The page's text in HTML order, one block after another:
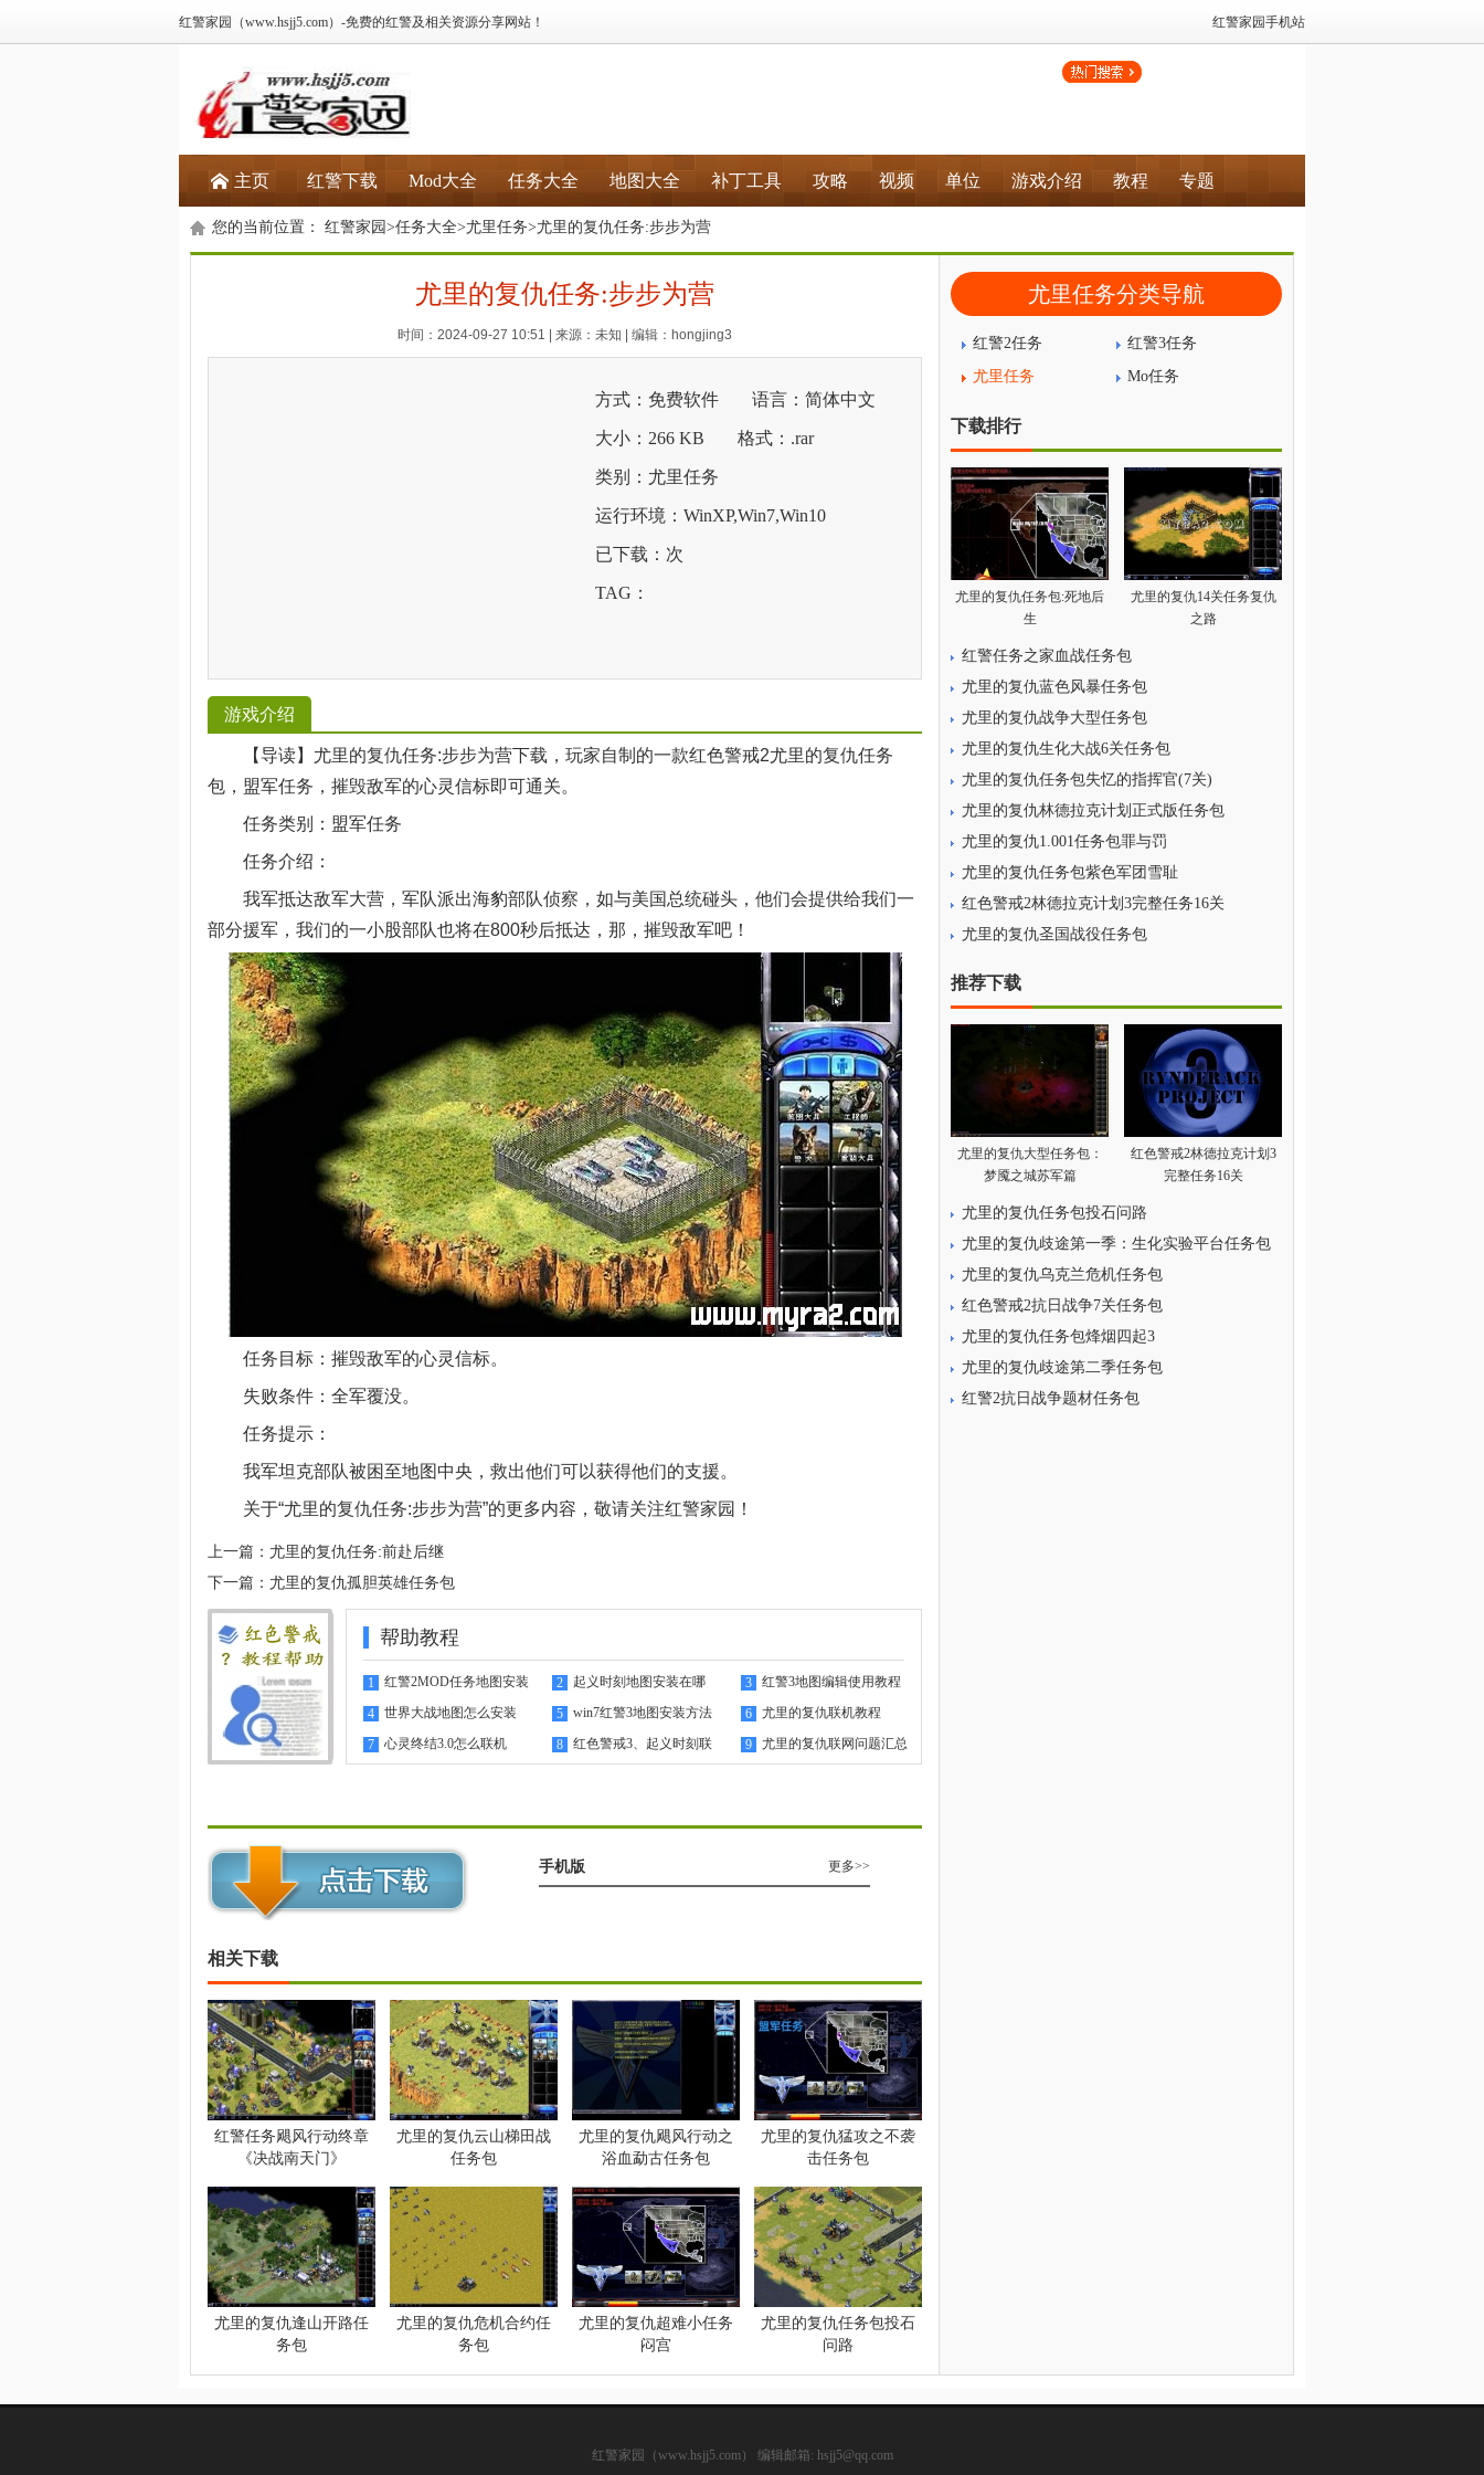
红警家园手机站
红警家园（www.hsjj5.com）-免费的红警及相关资源分享网站！
主页 红警下载 Mod大全 任务大全 地图大全 补丁工具 攻略 视频 单位 游戏介绍 教程 专题
您的当前位置： 红警家园 >任务大全>尤里任务>尤里的复仇任务:步步为营
尤里的复仇任务:步步为营
时间：2024-09-27 10:51 | 来源：未知 | 编辑：hongjing3
方式：免费软件 语言：简体中文
大小：266 KB 格式：.rar
类别：尤里任务
运行环境：WinXP,Win7,Win10
已下载： 次
TAG：
游戏介绍
【导读】尤里的复仇任务:步步为营下载，玩家自制的一款红色警戒2尤里的复仇任务
包，盟军任务，摧毁敌军的心灵信标即可通关。
任务类别：盟军任务
任务介绍：
我军抵达敌军大营，军队派出海豹部队侦察，如与美国总统碰头，他们会提供给我们一
部分援军，我们的一小股部队也将在800秒后抵达，那，摧毁敌军吧！
任务目标：摧毁敌军的心灵信标。
失败条件：全军覆没。
任务提示：
我军坦克部队被困至地图中央，救出他们可以获得他们的支援。
关于“尤里的复仇任务:步步为营”的更多内容，敬请关注红警家园 ！
上一篇： 尤里的复仇任务:前赴后继
下一篇： 尤里的复仇孤胆英雄任务包
帮助教程
1
红警2MOD任务地图安装
指南
2 起义时刻地图安装在哪 3 红警3地图编辑使用教程
4 世界大战地图怎么安装 5 win7红警3地图安装方法 6 尤里的复仇联机教程
7 心灵终结3.0怎么联机 8
红色警戒3、起义时刻联
9 尤里的复仇联网问题汇总
更多>>
手机版
相关下载
红警任务飓风行动终章
《决战南天门》
尤里的复仇云山梯田战
任务包
尤里的复仇飓风行动之
浴血勐古任务包
尤里的复仇猛攻之不袭
击任务包
尤里的复仇逢山开路任
务包
尤里的复仇危机合约任
务包
尤里的复仇超难小任务
闷宫
尤里的复仇任务包投石
问路
尤里任务分类导航
红警2任务
红警3任务
尤里任务
Mo任务
下载排行
尤里的复仇任务包:死地后
生
尤里的复仇14关任务复仇
之路
红警任务之家血战任务包
尤里的复仇蓝色风暴任务包
尤里的复仇战争大型任务包
尤里的复仇生化大战6关任务包
尤里的复仇任务包失忆的指挥官(7关)
尤里的复仇林德拉克计划正式版任务包
尤里的复仇1.001任务包罪与罚
尤里的复仇任务包紫色军团雪耻
红色警戒2林德拉克计划3完整任务16关
尤里的复仇圣国战役任务包
推荐下载
尤里的复仇大型任务包：
梦魇之城苏军篇
红色警戒2林德拉克计划3
完整任务16关
尤里的复仇任务包投石问路
尤里的复仇歧途第一季：生化实验平台任务包
尤里的复仇乌克兰危机任务包
红色警戒2抗日战争7关任务包
尤里的复仇任务包烽烟四起3
尤里的复仇歧途第二季任务包
红警2抗日战争题材任务包
红警家园（www.hsjj5.com） 编辑邮箱: hsjj5@qq.com